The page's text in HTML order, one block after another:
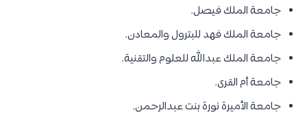
جامعة الملك فيصل.
جامعة الملك فهد للبترول والمعادن.
جامعة الملك عبدالله للعلوم والتقنية.
جامعة أم القرى.
جامعة الأميرة نورة بنت عبدالرحمن.